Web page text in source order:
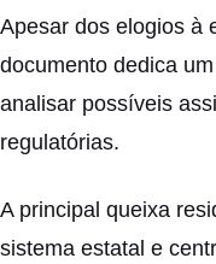
Apesar dos elogios à
documento dedica
analisar possíveis
regulatórias.
A principal queixa
sistema estatal e